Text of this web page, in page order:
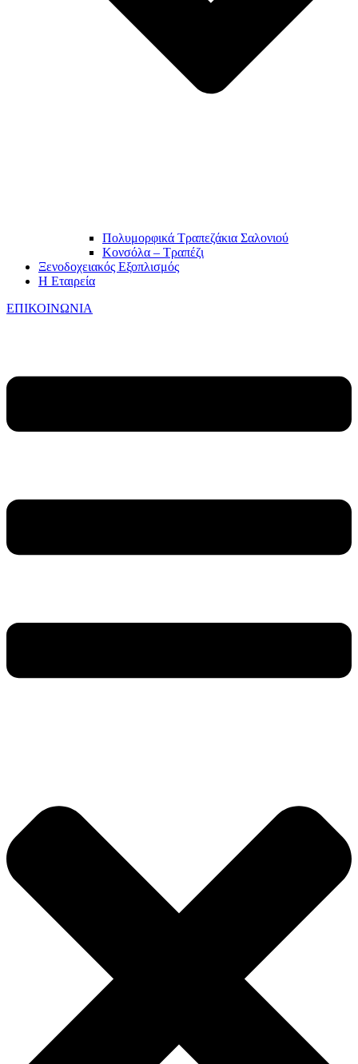
Πολυμορφικά Τραπεζάκια Σαλονιού
Κονσόλα – Τραπέζι
Ξενοδοχειακός Εξοπλισμός
Η Εταιρεία
ΕΠΙΚΟΙΝΩΝΙΑ